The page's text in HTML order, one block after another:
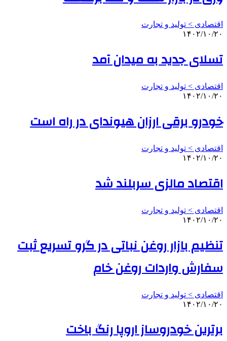
اقتصادی > تولید و تجارت
۱۴۰۲/۱۰/۲۰
تسلای جدید به میدان آمد
اقتصادی > تولید و تجارت
۱۴۰۲/۱۰/۲۰
خودرو برقی ارزان هیوندای در راه است
اقتصادی > تولید و تجارت
۱۴۰۲/۱۰/۲۰
اقتصاد مالزی سربلند شد
اقتصادی > تولید و تجارت
۱۴۰۲/۱۰/۲۰
تنظیم بازار روغن نباتی در گرو تسریع ثبت
سفارش واردات روغن خام
اقتصادی > تولید و تجارت
۱۴۰۲/۱۰/۲۰
برترین خودروساز اروپا رنگ باخت